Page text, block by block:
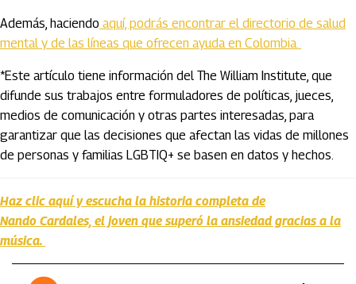
Además, haciendo aquí, podrás encontrar el directorio de salud
mental y de las líneas que ofrecen ayuda en Colombia.
*Este artículo tiene información del The William Institute, que
difunde sus trabajos entre formuladores de políticas, jueces,
medios de comunicación y otras partes interesadas, para
garantizar que las decisiones que afectan las vidas de millones
de personas y familias LGBTIQ+ se basen en datos y hechos.
Haz clic aquí y escucha la historia completa de
Nando Cardales, el joven que superó la ansiedad gracias a la
música.
Artículos Player
Player Articulos